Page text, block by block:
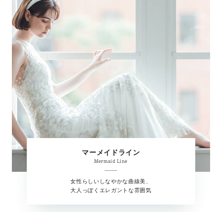
マーメイドライン
Mermaid Line
女性らしいしなやかな曲線美、
大人っぽくエレガントな雰囲気